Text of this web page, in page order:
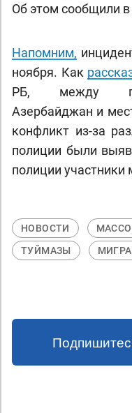
Об этом сообщили в
Напомним,
ноября. Как
РБ, между
Азербайджан и
конфликт из-за
полиции были
полиции
НОВОСТИ
ТУЙМАЗЫ